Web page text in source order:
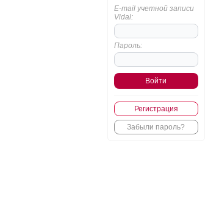
E-mail учетной записи
Vidal:
Пароль:
Регистрация
Забыли пароль?